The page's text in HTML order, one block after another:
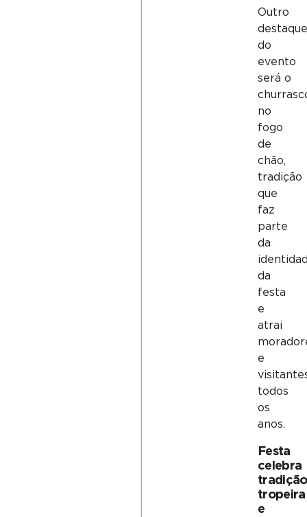
Outro
do
evento
será o
no
fogo
de
chão,
tradição
que
faz
parte
da
da
festa
e
atrai
e
todos
os
anos.
Festa
celebra
tradição
tropeira
e